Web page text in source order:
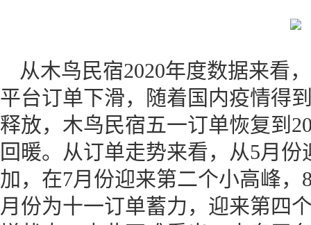
从木鸟民宿2020年度数据来看
平台订单下滑，随着国内疫情得
释放，木鸟民宿五一订单恢复到
回暖。从订单走势来看，从5月
加，在7月份迎来第二个小高峰
月份为十一订单蓄力，迎来第四